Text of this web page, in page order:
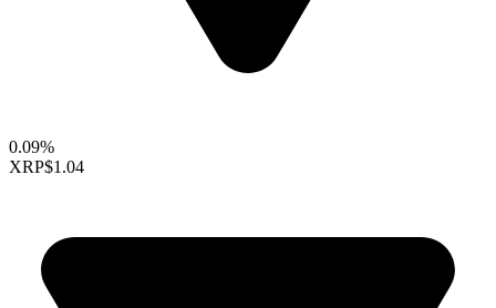
0.09%
XRP$1.04